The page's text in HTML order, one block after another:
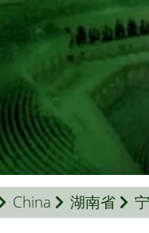
China 湖南省